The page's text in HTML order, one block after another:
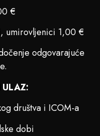
€
umirovljenici 1,00 €
odgovarajuće
ULAZ:
društva i ICOM-a
dobi